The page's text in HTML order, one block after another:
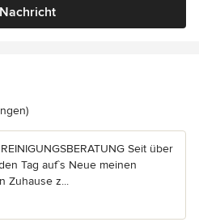
Nachricht
5 von 5 Sternen
Seit über
Tag auf`s Neue meinen
Zuhause z...